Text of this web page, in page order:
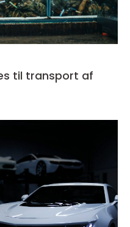
til transport af